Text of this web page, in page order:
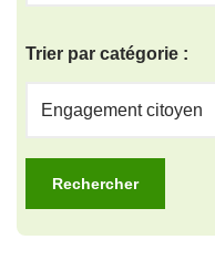
Trier par catégorie :